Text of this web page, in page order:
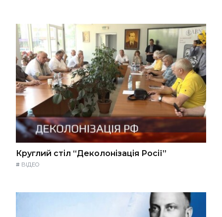
Круглий стіл “Деколонізація Росії”
# ВІДЕО